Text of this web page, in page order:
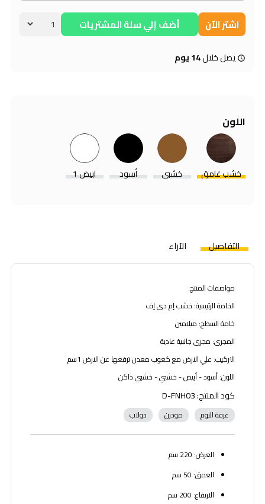
اشتر الآن أضف إلي سلة المشتريات
يصل خلال14 يوم
اللون
خشب غامق خشبي أسود ابيض 1
التفاصيل الآراء
مواصفات المنتج:
الخامة الرئيسية: خشب إم دي إف
خامة السطح: ميلامين
المجرى: مجرى جانبية عادية
التركيب: علي الارض مع كعوب معدن ترفعها عن الارض 1سم
اللون: أسود - أبيض - خشبي - خشبي داكن
كود المنتج: D-FNH03
غرفة النوم مودرن دولاب
العرض: 220 سم
العمق: 50 سم
الارتفاع: 200 سم